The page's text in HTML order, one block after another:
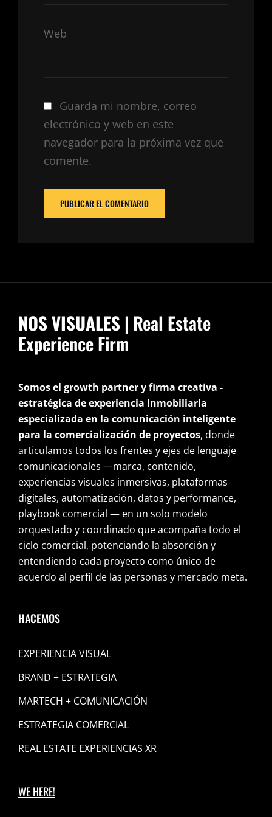
Web
Guarda mi nombre, correo
electrónico y web en este
navegador para la próxima vez que
comente.
NOS VISUALES| Real Estate
Experience Firm
Somos el growth partner y firma creativa -
estratégica de experiencia inmobiliaria
especializada en la comunicación inteligente
para la comercialización de proyectos, donde
articulamos todos los frentes y ejes de lenguaje
comunicacionales —marca, contenido,
experiencias visuales inmersivas, plataformas
digitales, automatización, datos y performance,
playbook comercial — en un solo modelo
orquestado y coordinado que acompaña todo el
ciclo comercial, potenciando la absorción y
entendiendo cada proyecto como único de
acuerdo al perfil de las personas y mercado meta.
HACEMOS
EXPERIENCIA VISUAL
BRAND + ESTRATEGIA
MARTECH + COMUNICACIÓN
ESTRATEGIA COMERCIAL
REAL ESTATE EXPERIENCIAS XR
WE HERE!